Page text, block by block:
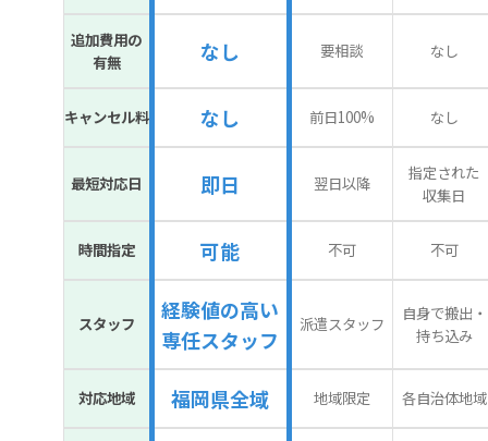
追加費用の
有無
なし 要相談 なし
キャンセル料 なし 前日100% なし
最短対応日 即日 翌日以降
指定された
収集日
時間指定 可能 不可 不可
スタッフ
経験値の高い
専任スタッフ
派遣スタッフ
自身で搬出・
持ち込み
対応地域 福岡県全域 地域限定 各自治体地域